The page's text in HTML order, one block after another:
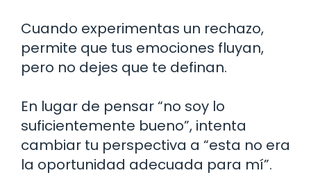
Cuando experimentas un rechazo,
permite que tus emociones fluyan,
pero no dejes que te definan.
En lugar de pensar “no soy lo
suficientemente bueno”, intenta
cambiar tu perspectiva a “esta no era
la oportunidad adecuada para mí”.